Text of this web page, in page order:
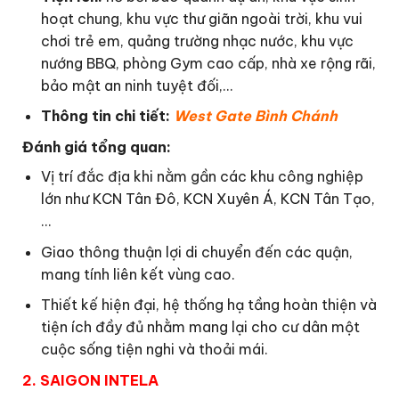
hoạt chung, khu vực thư giãn ngoài trời, khu vui
chơi trẻ em, quảng trường nhạc nước, khu vực
nướng BBQ, phòng Gym cao cấp, nhà xe rộng rãi,
bảo mật an ninh tuyệt đối,…
Thông tin chi tiết: West Gate Bình Chánh
Đánh giá tổng quan:
Vị trí đắc địa khi nằm gần các khu công nghiệp
lớn như KCN Tân Đô, KCN Xuyên Á, KCN Tân Tạo,
…
Giao thông thuận lợi di chuyển đến các quận,
mang tính liên kết vùng cao.
Thiết kế hiện đại, hệ thống hạ tầng hoàn thiện và
tiện ích đầy đủ nhằm mang lại cho cư dân một
cuộc sống tiện nghi và thoải mái.
2. SAIGON INTELA